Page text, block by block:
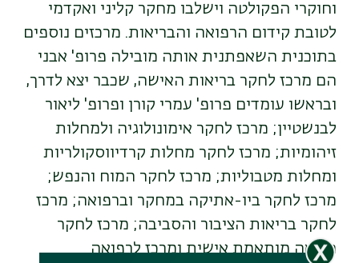
וחוקרי הפקולטה וישלבו מחקר קליני ואקדמי
לטובת קידום הרפואה והבריאות. מרכזים נוספים
בתוכנית השאפתנית אותה מובילה פרופ' אבני
הם מרכז לחקר בריאות האישה, שכבר יצא לדרך,
ובראשו עומדים פרופ' עמרי קורן ופרופ' ליאור
לבנשטיין; מרכז לחקר אימונולוגיה ולמחלות
זיהומיות; מרכז לחקר מחלות קרדיווסקולריות
ומחלות מטבוליות; מרכז לחקר המוח והנפש;
מרכז לחקר ביו-אתיקה במחקר וברפואה; מרכז
לחקר בריאות הציבור והסביבה; מרכז לחקר
רפואה מותאמת אישית ומרכז לרפואה